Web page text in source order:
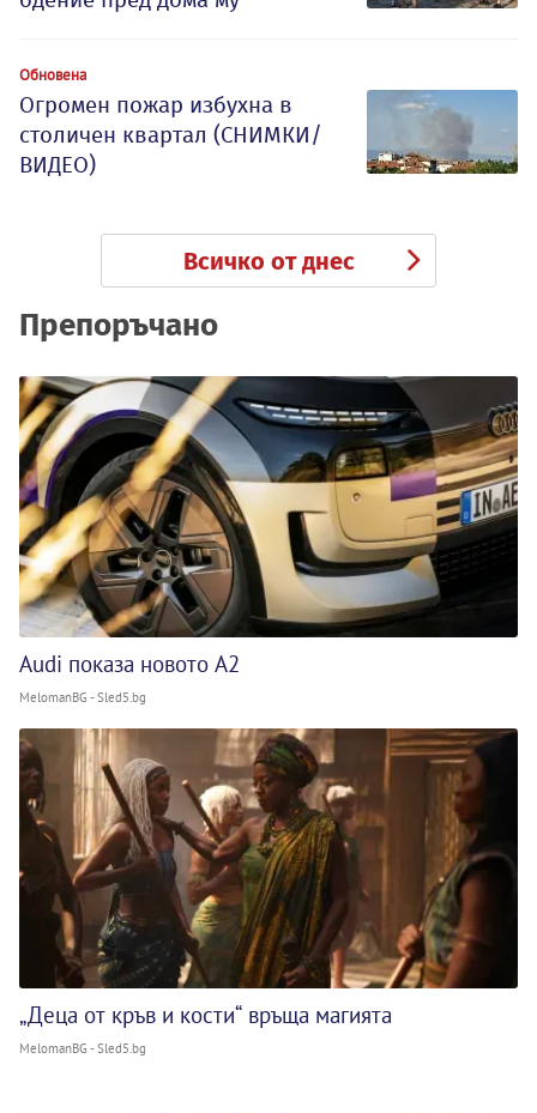
Обновена
Огромен пожар избухна в
столичен квартал (СНИМКИ/
ВИДЕО)
Всичко от днес
Препоръчано
Audi показа новото A2
MelomanBG - Sled5.bg
„Деца от кръв и кости“ връща магията
MelomanBG - Sled5.bg